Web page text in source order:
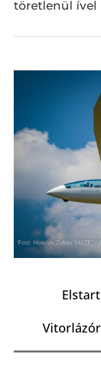
töretlenül ível